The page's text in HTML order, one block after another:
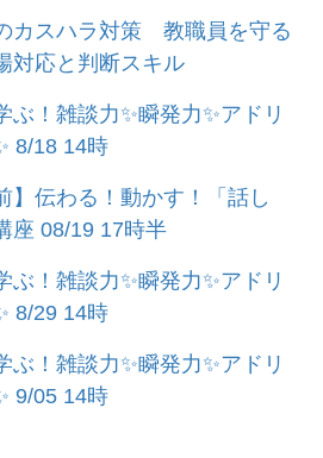
カスハラ対策 教職員を守る
対応と判断スキル
ぶ！雑談力✨瞬発力✨アドリ
8/18 14時
】伝わる！動かす！「話し
座 08/19 17時半
ぶ！雑談力✨瞬発力✨アドリ
8/29 14時
ぶ！雑談力✨瞬発力✨アドリ
9/05 14時